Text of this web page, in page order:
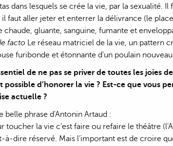
dans lesquels se crée la vie, par la sexualité.
il faut aller jeter et enterrer la délivrance (le
gluante, sanguine, fumante et
facto Le réseau matriciel de la vie, un pattern
furibonde et étonnante d'un poulain nouveau
de ne pas se priver de toutes les joies
possible d’honorer la vie ? Est-ce que vous
actuelle ?
belle phrase d'Antonin Artaud :
toucher la vie c’est faire ou refaire le théâtre
à-dire réservé. Mais l’important est de croire